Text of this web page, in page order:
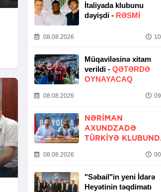
İtaliyada klubunu
dəyişdi - RƏSMİ
08.08.2026
Müqaviləsinə xitam
verildi - QƏTƏRDƏ
OYNAYACAQ
08.08.2026
NƏRIMAN
AXUNDZADƏ
TÜRKIYƏ
08.08.2026
"Səbail"in yeni İdarə
Heyətinin təqdimatı